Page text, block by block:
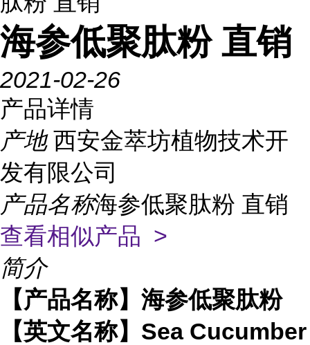
海参低聚肽粉 直销
2021-02-26
产品详情
产地 西安金萃坊植物技术开
发有限公司
产品名称海参低聚肽粉 直销
查看相似产品 >
简介
【产品名称】海参低聚肽粉
【英文名称】Sea Cucumber